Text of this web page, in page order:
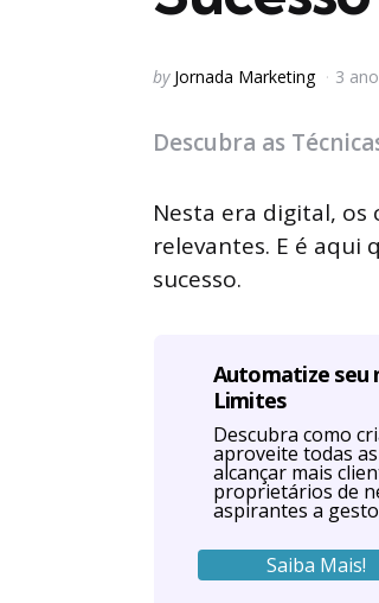
Posted
by Jornada Marketing 3
Descubra as
Nesta era digital, os
relevantes. E é aqui
sucesso.
Automatize seu
Limites
Descubra como
aproveite todas
alcançar mais
proprietários de
aspirantes a
Saiba Mais!